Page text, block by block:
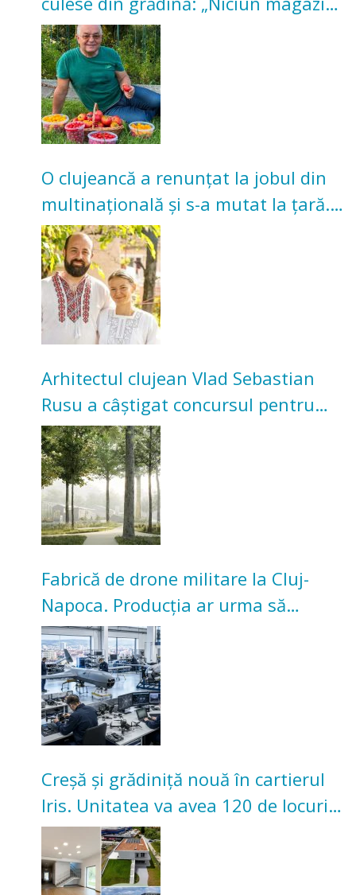
nu poate oferi această satisfacție”
O clujeancă a renunțat la jobul din
multinațională și s-a mutat la țară.
Acum cultivă legume în grădina
bunicilor
Arhitectul clujean Vlad Sebastian
Rusu a câștigat concursul pentru
transformarea Grădinii Casei
Universitarilor
Fabrică de drone militare la Cluj-
Napoca. Producția ar urma să
înceapă în toamna acestui an
Creșă și grădiniță nouă în cartierul
Iris. Unitatea va avea 120 de locuri
pentru copii